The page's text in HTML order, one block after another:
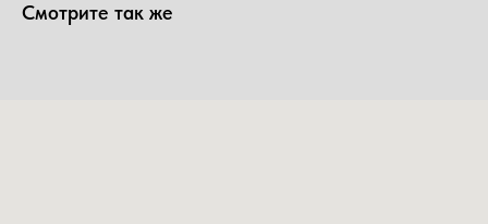
Смотрите так же